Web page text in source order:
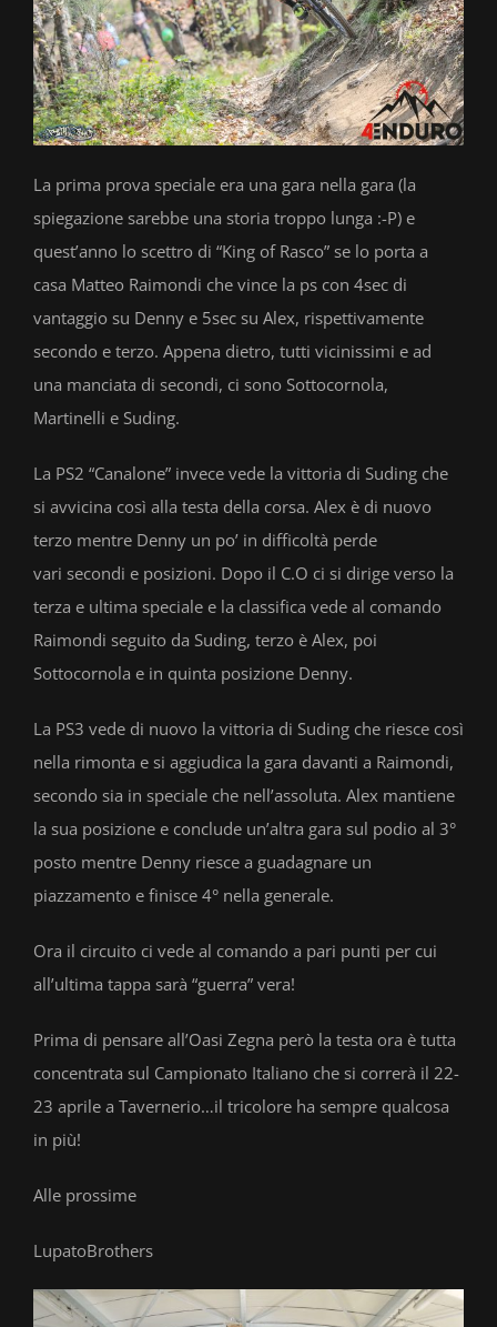
La prima prova speciale era una gara nella gara (la
spiegazione sarebbe una storia troppo lunga :-P) e
quest’anno lo scettro di “King of Rasco” se lo porta a
casa Matteo Raimondi che vince la ps con 4sec di
vantaggio su Denny e 5sec su Alex, rispettivamente
secondo e terzo. Appena dietro, tutti vicinissimi e ad
una manciata di secondi, ci sono Sottocornola,
Martinelli e Suding.
La PS2 “Canalone” invece vede la vittoria di Suding che
si avvicina così alla testa della corsa. Alex è di nuovo
terzo mentre Denny un po’ in difficoltà perde
vari secondi e posizioni. Dopo il C.O ci si dirige verso la
terza e ultima speciale e la classifica vede al comando
Raimondi seguito da Suding, terzo è Alex, poi
Sottocornola e in quinta posizione Denny.
La PS3 vede di nuovo la vittoria di Suding che riesce così
nella rimonta e si aggiudica la gara davanti a Raimondi,
secondo sia in speciale che nell’assoluta. Alex mantiene
la sua posizione e conclude un’altra gara sul podio al 3°
posto mentre Denny riesce a guadagnare un
piazzamento e finisce 4° nella generale.
Ora il circuito ci vede al comando a pari punti per cui
all’ultima tappa sarà “guerra” vera!
Prima di pensare all’Oasi Zegna però la testa ora è tutta
concentrata sul Campionato Italiano che si correrà il 22-
23 aprile a Tavernerio…il tricolore ha sempre qualcosa
in più!
Alle prossime
LupatoBrothers